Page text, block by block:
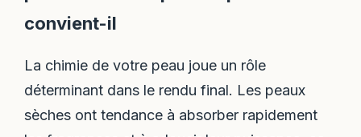
convient-il
La chimie de votre peau joue un rôle
déterminant dans le rendu final. Les peaux
sèches ont tendance à absorber rapidement